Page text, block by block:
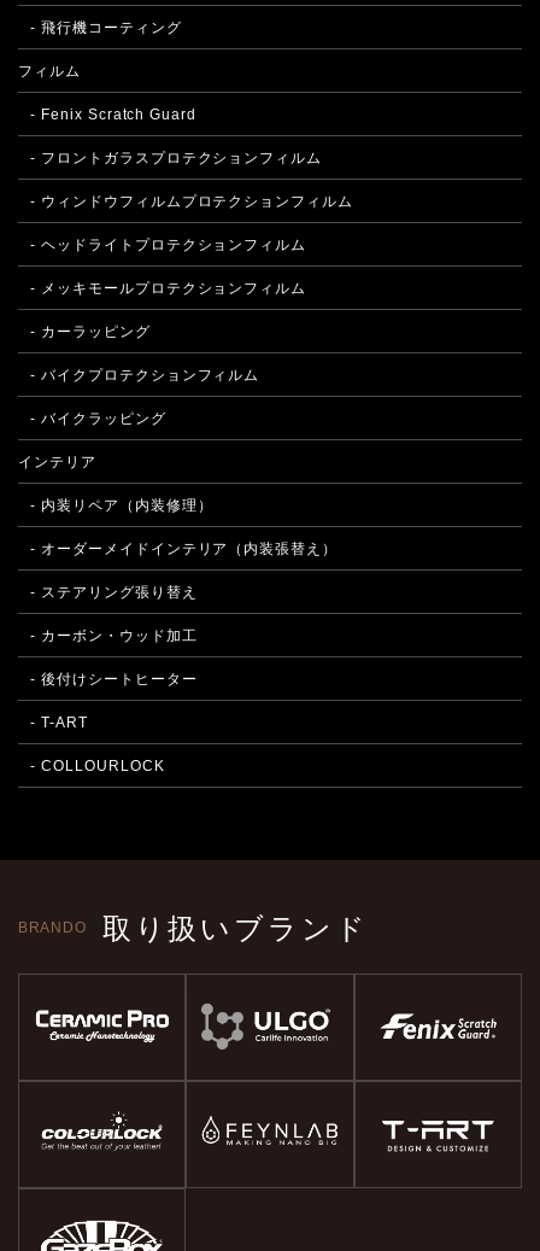
- 飛行機コーティング
フィルム
- Fenix Scratch Guard
- フロントガラスプロテクションフィルム
- ウィンドウフィルムプロテクションフィルム
- ヘッドライトプロテクションフィルム
- メッキモールプロテクションフィルム
- カーラッピング
- バイクプロテクションフィルム
- バイクラッピング
インテリア
- 内装リペア（内装修理）
- オーダーメイドインテリア（内装張替え）
- ステアリング張り替え
- カーボン・ウッド加工
- 後付けシートヒーター
- T-ART
- COLLOURLOCK
BRANDO 取り扱いブランド